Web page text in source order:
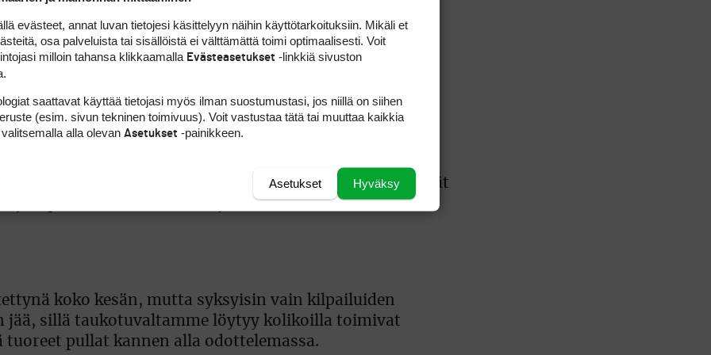
joka on 108. Tasoitushan laskee ainoastaan
tervetulleiksi.
golfkautta on jäljellä?
syksy on erityisen otollista aikaa pelata,
eivät paljoa meitä hetkauta. Kenttä ja väylät pysyvät
läpäisee veden erittäin hyvin.
koko kesän, mutta syksyisin vain kilpailuiden
jää, sillä taukotuvaltamme löytyy kolikoilla toimivat
pullat kannen alla odottelemassa.
evästeet, annat luvan tietojesi käsittelyyn näihin käyttötarkoituksiin. Mikäli et
osa palveluista tai sisällöistä ei välttämättä toimi optimaalisesti. Voit
milloin tahansa klikkaamalla Evästeasetukset -linkkiä sivuston
saattavat käyttää tietojasi myös ilman suostumustasi, jos niillä on siihen
(esim. sivun tekninen toimivuus). Voit vastustaa tätä tai muuttaa kaikkia
alla olevan Asetukset -painikkeen.
Hyväksy
Asetukset